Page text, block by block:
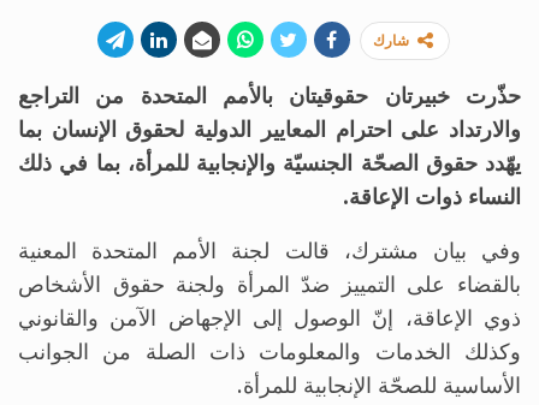
شارك
حذّرت خبيرتان حقوقيتان بالأمم المتحدة من التراجع
والارتداد على احترام المعايير الدولية لحقوق الإنسان بما
يهّدد حقوق الصحّة الجنسيّة والإنجابية للمرأة، بما في ذلك
النساء ذوات الإعاقة.
وفي بيان مشترك، قالت لجنة الأمم المتحدة المعنية
بالقضاء على التمييز ضدّ المرأة ولجنة حقوق الأشخاص
ذوي الإعاقة، إنّ الوصول إلى الإجهاض الآمن والقانوني
وكذلك الخدمات والمعلومات ذات الصلة من الجوانب
الأساسية للصحّة الإنجابية للمرأة.